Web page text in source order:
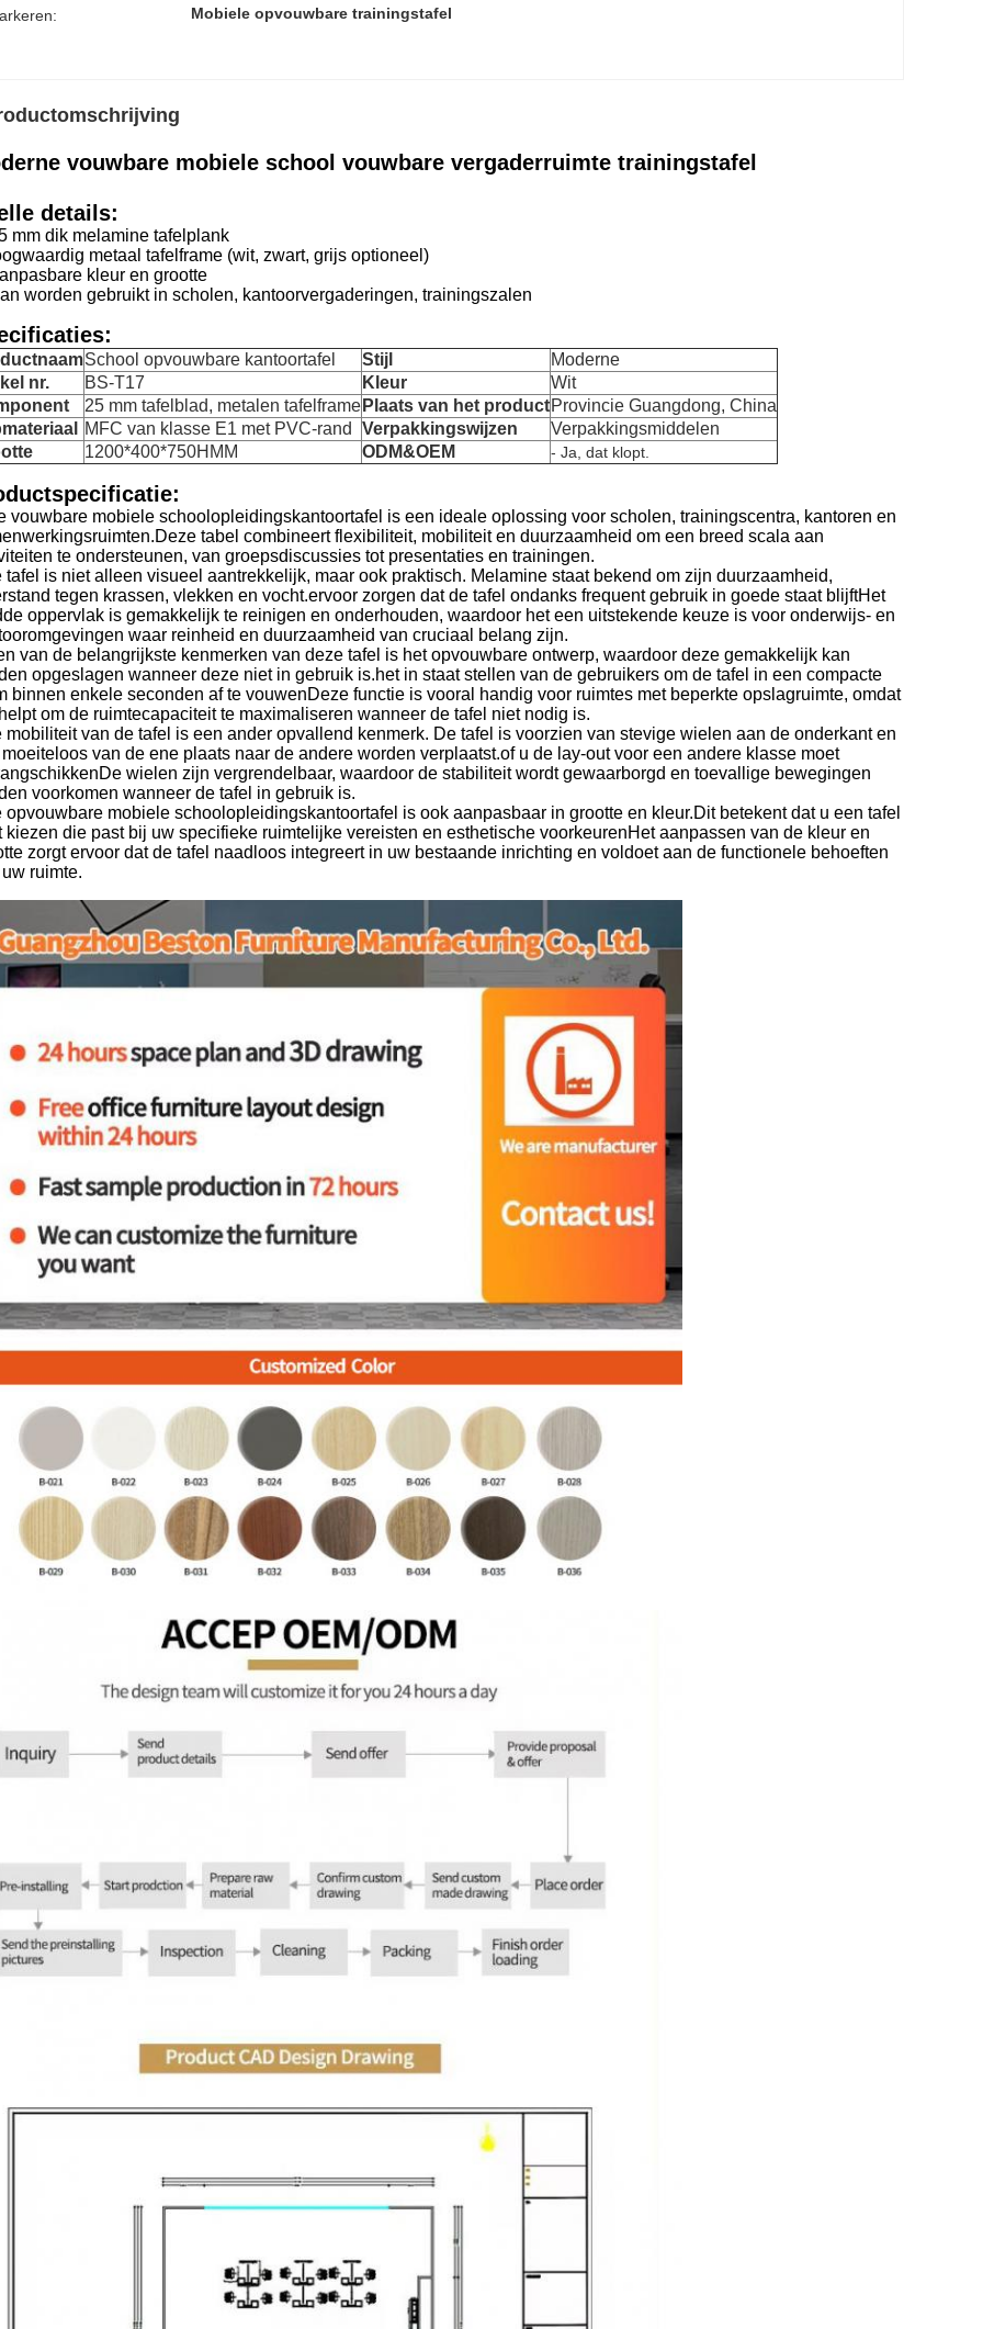
Mobiele opvouwbare trainingstafel
vouwbare mobiele school vouwbare vergaderruimte trainingstafel
details:
mm dik melamine tafelplank
metaal tafelframe (wit, zwart, grijs optioneel)
kleur en grootte
worden gebruikt in scholen, kantoorvergaderingen, trainingszalen
School opvouwbare kantoortafel Stijl
Moderne
nr.
BS-T17 Kleur
Wit
25 mm tafelblad, metalen tafelframe Plaats van het productProvincie Guangdong, China
MFC van klasse E1 met PVC-rand Verpakkingswijzen
Verpakkingsmiddelen
1200*400*750HMM ODM&OEM - Ja, dat klopt.
vouwbare mobiele schoolopleidingskantoortafel is een ideale oplossing voor scholen, trainingscentra, kantoren en
tabel combineert flexibiliteit, mobiliteit en duurzaamheid om een breed scala aan
te ondersteunen, van groepsdiscussies tot presentaties en trainingen.
tafel is niet alleen visueel aantrekkelijk, maar ook praktisch. Melamine staat bekend om zijn duurzaamheid,
tegen krassen, vlekken en vocht.ervoor zorgen dat de tafel ondanks frequent gebruik in goede staat blijftHet
oppervlak is gemakkelijk te reinigen en onderhouden, waardoor het een uitstekende keuze is voor onderwijs- en
waar reinheid en duurzaamheid van cruciaal belang zijn.
van de belangrijkste kenmerken van deze tafel is het opvouwbare ontwerp, waardoor deze gemakkelijk kan
opgeslagen wanneer deze niet in gebruik is.het in staat stellen van de gebruikers om de tafel in een compacte
binnen enkele seconden af te vouwenDeze functie is vooral handig voor ruimtes met beperkte opslagruimte, omdat
om de ruimtecapaciteit te maximaliseren wanneer de tafel niet nodig is.
mobiliteit van de tafel is een ander opvallend kenmerk. De tafel is voorzien van stevige wielen aan de onderkant en
van de ene plaats naar de andere worden verplaatst.of u de lay-out voor een andere klasse moet
wielen zijn vergrendelbaar, waardoor de stabiliteit wordt gewaarborgd en toevallige bewegingen
voorkomen wanneer de tafel in gebruik is.
opvouwbare mobiele schoolopleidingskantoortafel is ook aanpasbaar in grootte en kleur.Dit betekent dat u een tafel
kiezen die past bij uw specifieke ruimtelijke vereisten en esthetische voorkeurenHet aanpassen van de kleur en
zorgt ervoor dat de tafel naadloos integreert in uw bestaande inrichting en voldoet aan de functionele behoeften
ruimte.